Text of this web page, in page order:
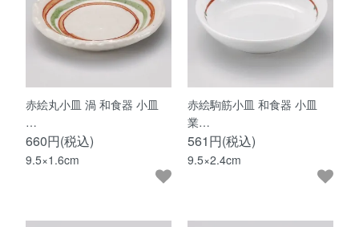
赤絵丸小皿 渦 和食器 小皿
…
660円(税込)
9.5×1.6cm
赤絵駒筋小皿 和食器 小皿
業…
561円(税込)
9.5×2.4cm